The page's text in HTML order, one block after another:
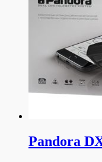
Pandora